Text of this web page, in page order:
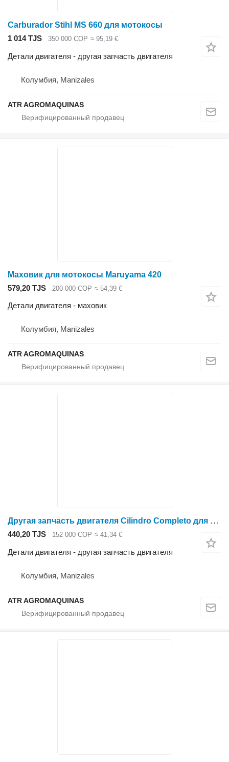
Carburador Stihl MS 660 для мотокосы
1 014 TJS
350 000 COP ≈ 95,19 €
Детали двигателя - другая запчасть двигателя
Колумбия, Manizales
ATR AGROMAQUINAS
Маховик для мотокосы Maruyama 420
579,20 TJS
200 000 COP ≈ 54,39 €
Детали двигателя - маховик
Колумбия, Manizales
ATR AGROMAQUINAS
Другая запчасть двигателя Cilindro Completo для мотокосы Husqvarna 143 R2
440,20 TJS 152 000 COP ≈ 41,34 €
Детали двигателя - другая запчасть двигателя
Колумбия, Manizales
ATR AGROMAQUINAS